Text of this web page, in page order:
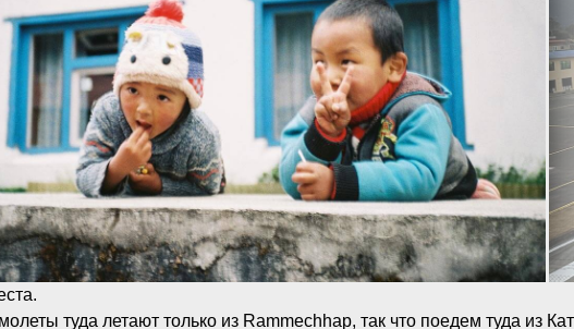
туда летают только из Rammechhap, так что поедем туда из